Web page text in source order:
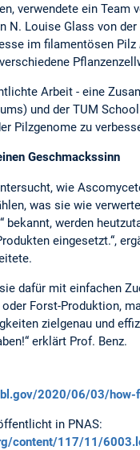
verwendete ein
N. Louise Glass von
im filamentösen Pilz
Arbeit - eine
und der TUM
Pilzgenome zu
Geschmackssinn
wie
was sie wie
bekannt, werden
eingesetzt.“,
dafür mit einfachen
Forst-Produktion,
zielgenau und
erklärt Prof. Benz.
2020/06/03/how-
in PNAS:
content/117/11/